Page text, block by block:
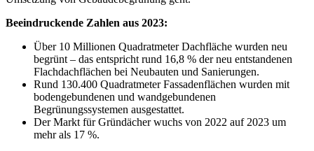
Beeindruckende Zahlen aus 2023:
Über 10 Millionen Quadratmeter Dachfläche wurden neu
begrünt – das entspricht rund 16,8 % der neu entstandenen
Flachdachflächen bei Neubauten und Sanierungen.
Rund 130.400 Quadratmeter Fassadenflächen wurden mit
bodengebundenen und wandgebundenen
Begrünungssystemen ausgestattet.
Der Markt für Gründächer wuchs von 2022 auf 2023 um
mehr als 17 %.